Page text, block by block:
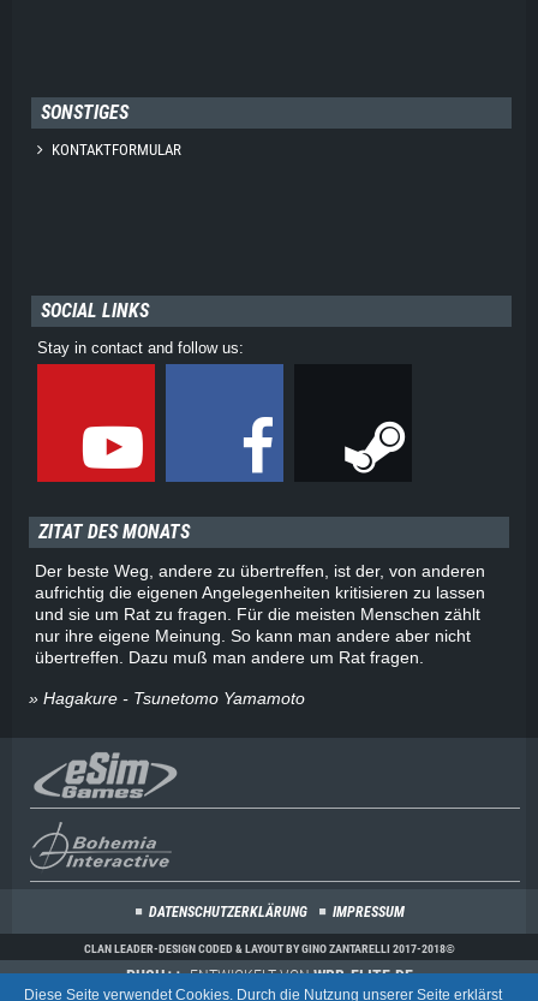
SONSTIGES
KONTAKTFORMULAR
SOCIAL LINKS
Stay in contact and follow us:
ZITAT DES MONATS
Der beste Weg, andere zu übertreffen, ist der, von anderen
aufrichtig die eigenen Angelegenheiten kritisieren zu lassen
und sie um Rat zu fragen. Für die meisten Menschen zählt
nur ihre eigene Meinung. So kann man andere aber nicht
übertreffen. Dazu muß man andere um Rat fragen.
» Hagakure - Tsunetomo Yamamoto
DATENSCHUTZERKLÄRUNG IMPRESSUM
CLAN LEADER-DESIGN CODED & LAYOUT BY GINO ZANTARELLI 2017-2018©
PUSH++, ENTWICKELT VONWBB-ELITE.DE
Diese Seite verwendet Cookies. Durch die Nutzung unserer Seite erklärst